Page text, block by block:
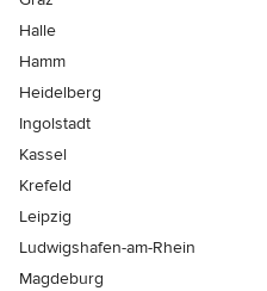
Halle
Hamm
Heidelberg
Ingolstadt
Kassel
Krefeld
Leipzig
Ludwigshafen-am-Rhein
Magdeburg